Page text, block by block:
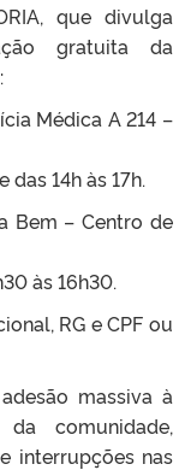
IA, que divulga
gratuita da
Médica A 214 –
das 14h às 17h.
Bem – Centro de
às 16h30.
RG e CPF ou
massiva à
comunidade,
interrupções nas